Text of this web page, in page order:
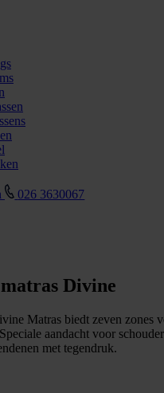
026 3630067
Divine
Matras biedt zeven zones
aandacht voor
met tegendruk.